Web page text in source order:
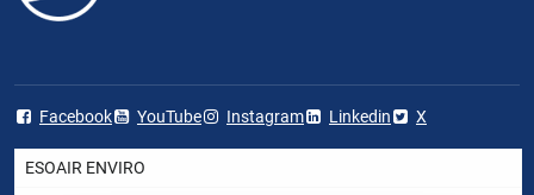
Facebook YouTube Instagram Linkedin X
ESOAIR ENVIRO